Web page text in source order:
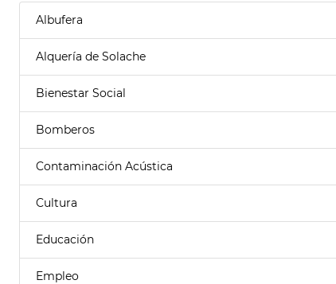
Albufera
Alquería de Solache
Bienestar Social
Bomberos
Contaminación Acústica
Cultura
Educación
Empleo